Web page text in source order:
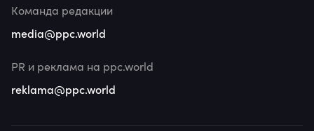
Команда редакции
media@ppc.world
PR и реклама на ppc.world
reklama@ppc.world